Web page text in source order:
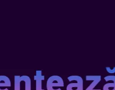
despre modul în care